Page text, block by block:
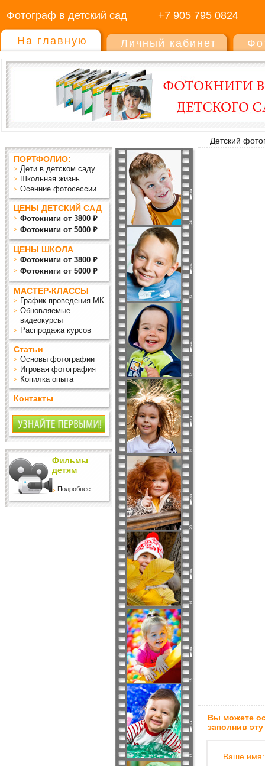
Фотограф в детский сад +7 905 795 0824
На главную Личный кабинет
Детский
ПОРТФОЛИО:
Дети в детском саду
Школьная жизнь
Осенние фотосессии
ЦЕНЫ ДЕТСКИЙ САД
Фотокниги от 3800 ₽
Фотокниги от 5000 ₽
ЦЕНЫ ШКОЛА
Фотокниги от 3800 ₽
Фотокниги от 5000 ₽
МАСТЕР-КЛАССЫ
График проведения МК
Обновляемые
видеокурсы
Распродажа курсов
Статьи
Основы фотографии
Игровая фотография
Копилка опыта
Контакты
Фильмы
детям
Подробнее
Вы можете
заполнив
Ваше имя: